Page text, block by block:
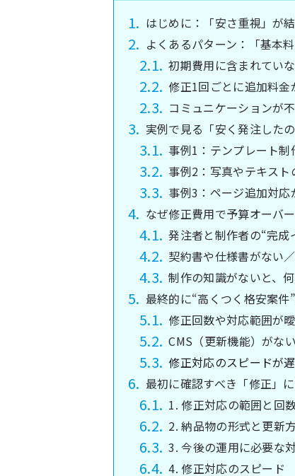
はじめに：「安さ重視」が
よくあるパターン：「基本
初期費用に含まれてい
修正1回ごとに追加料金
コミュニケーションが
実例で見る「安く発注した
事例1：テンプレート
事例2：写真やテキス
事例3：ページ追加対
なぜ修正費用で予算オーバ
発注者と制作者の“完成
契約書や仕様書がない
制作の知識がないと、
最終的に“高くつく格安案件
修正回数や対応範囲が
CMS（更新機能）がな
修正対応のスピードが
最初に確認すべき「修正」
1. 修正対応の範囲と回
2. 納品物の形式と更新
3. 今後の運用に必要な
4. 修正対応のスピード